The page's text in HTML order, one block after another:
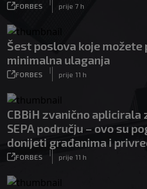
FORBES prije 7 h
Šest poslova koje možete
minimalna ulaganja
FORBES
|
prije 11 h
CBBiH zvanično aplicirala
SEPA području – ovo su
donijeti građanima i
FORBES
|
prije 11 h